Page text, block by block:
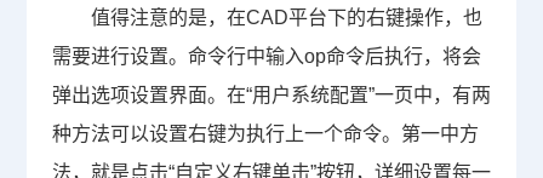
值得注意的是，在CAD平台下的右键操作，也
需要进行设置。命令行中输入op命令后执行，将会
弹出选项设置界面。在“用户系统配置”一页中，有两
种方法可以设置右键为执行上一个命令。第一中方
法，就是点击“自定义右键单击”按钮，详细设置每一